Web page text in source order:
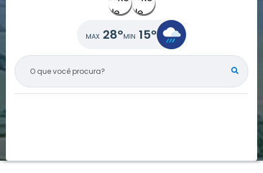
O QUE VOCÊ PROCURA?
28° 15°